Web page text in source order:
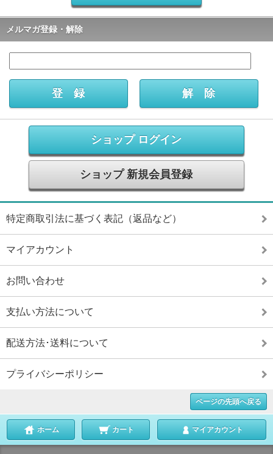
メルマガ登録・解除
ショップ ログイン
ショップ 新規会員登録
特定商取引法に基づく表記（返品など）
マイアカウント
お問い合わせ
支払い方法について
配送方法･送料について
プライバシーポリシー
ページの先頭へ戻る
ホーム カート マイアカウント